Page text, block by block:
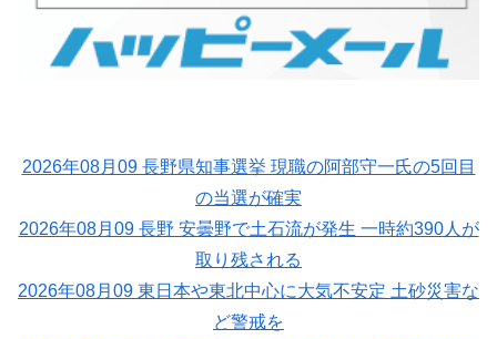
2026年08月09 長野県知事選挙 現職の阿部守一氏の5回目
の当選が確実
2026年08月09 長野 安曇野で土石流が発生 一時約390人が
取り残される
2026年08月09 東日本や東北中心に大気不安定 土砂災害な
ど警戒を